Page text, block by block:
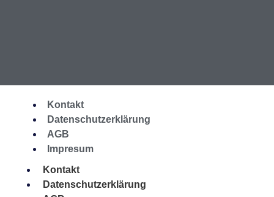
Kontakt
Datenschutzerklärung
AGB
Impresum
Kontakt
Datenschutzerklärung